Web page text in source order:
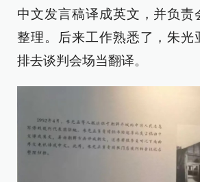
中文发言稿译成英文，并负责
整理。后来工作熟悉了，朱光
排去谈判会场当翻译。